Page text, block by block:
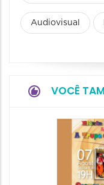
Audiovisual
VOCÊ